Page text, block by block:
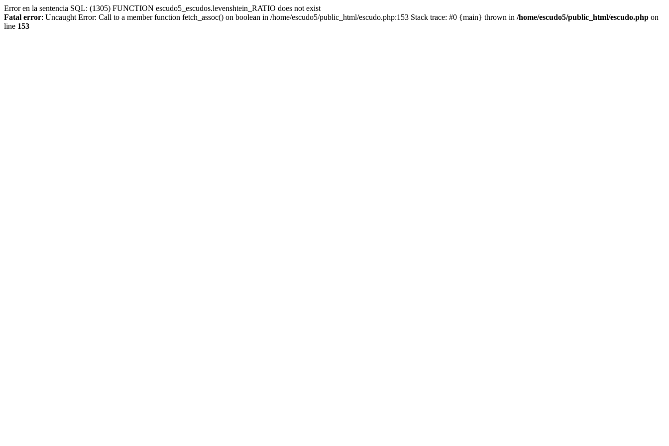
Error en la sentencia SQL: (1305) FUNCTION escudo5_escudos.levenshtein_RATIO does not exist
Fatal error: Uncaught Error: Call to a member function fetch_assoc() on boolean in /home/escudo5/public_html/escudo.php:153 Stack trace: #0 {main} thrown in /home/escudo5/public_html/escudo.php on
line 153